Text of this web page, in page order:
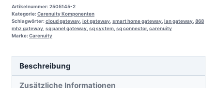
Artikelnummer:2505145-2
Kategorie:Carenuity Komponenten
Schlagwörter:cloud gateway iot gateway smart home gateway lan gateway 868
mhz gateway sq panel gateway sq system sq connector, carenuity
Marke:Carenuity
Beschreibung
Zusätzliche Informationen